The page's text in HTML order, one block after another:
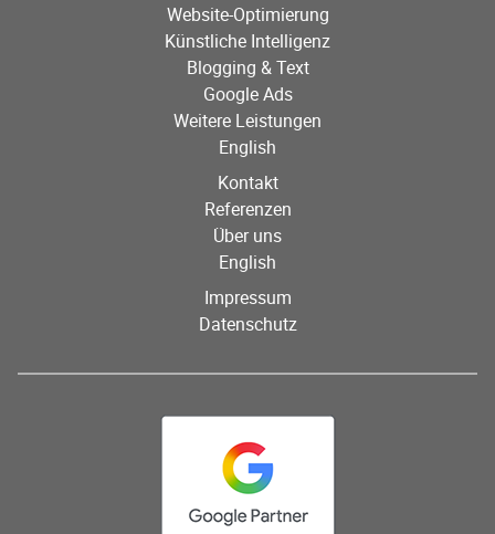
Website-Optimierung
Künstliche Intelligenz
Blogging & Text
Google Ads
Weitere Leistungen
English
Kontakt
Referenzen
Über uns
English
Impressum
Datenschutz